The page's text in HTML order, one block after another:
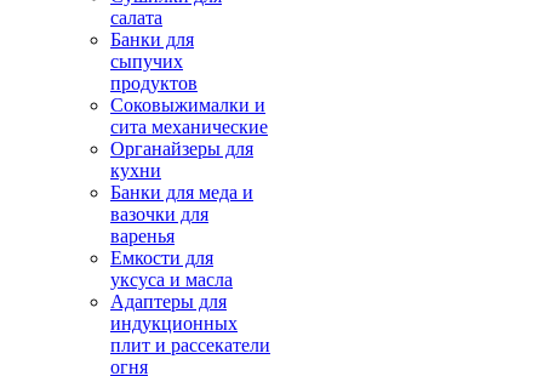
салата
Банки для
сыпучих
продуктов
Соковыжималки и
сита механические
Органайзеры для
кухни
Банки для меда и
вазочки для
варенья
Емкости для
уксуса и масла
Адаптеры для
индукционных
плит и рассекатели
огня